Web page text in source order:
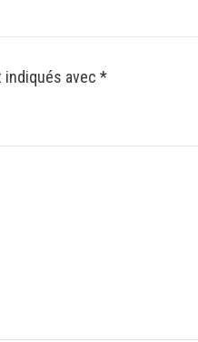
avec *